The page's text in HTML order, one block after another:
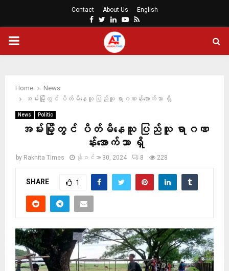
Contact About Us English
Facebook
Twitter
LinkedinYoutube
Rss
PRIMARY
Home
News
အမ်းမြို့တွင် ပိတ်မိနေသူ ပြည်သူ ရာဂဏန်းအောက်သာ ရှိ
News Politic
အမ်းမြို့တွင် ပိတ်မိနေသူ ပြည်သူ ရာဂဏ
န်းအောက်သာ ရှိ
by Rakhita Times နိုဝင်ဘာ 30, 2024 8 228
SHARE 1